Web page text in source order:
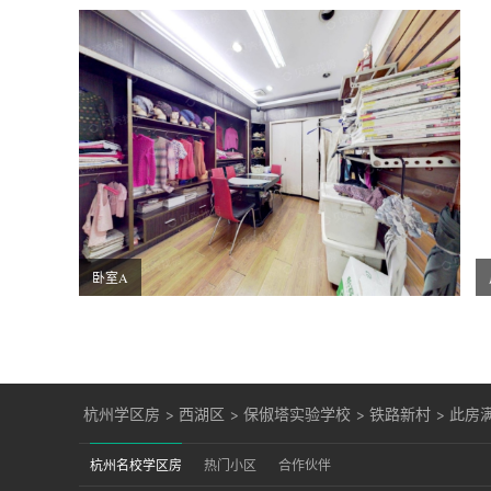
卧室A
杭州学区房 > 西湖区 > 保俶塔实验学校 > 铁路新村 > 此房
杭州名校学区房 热门小区 合作伙伴